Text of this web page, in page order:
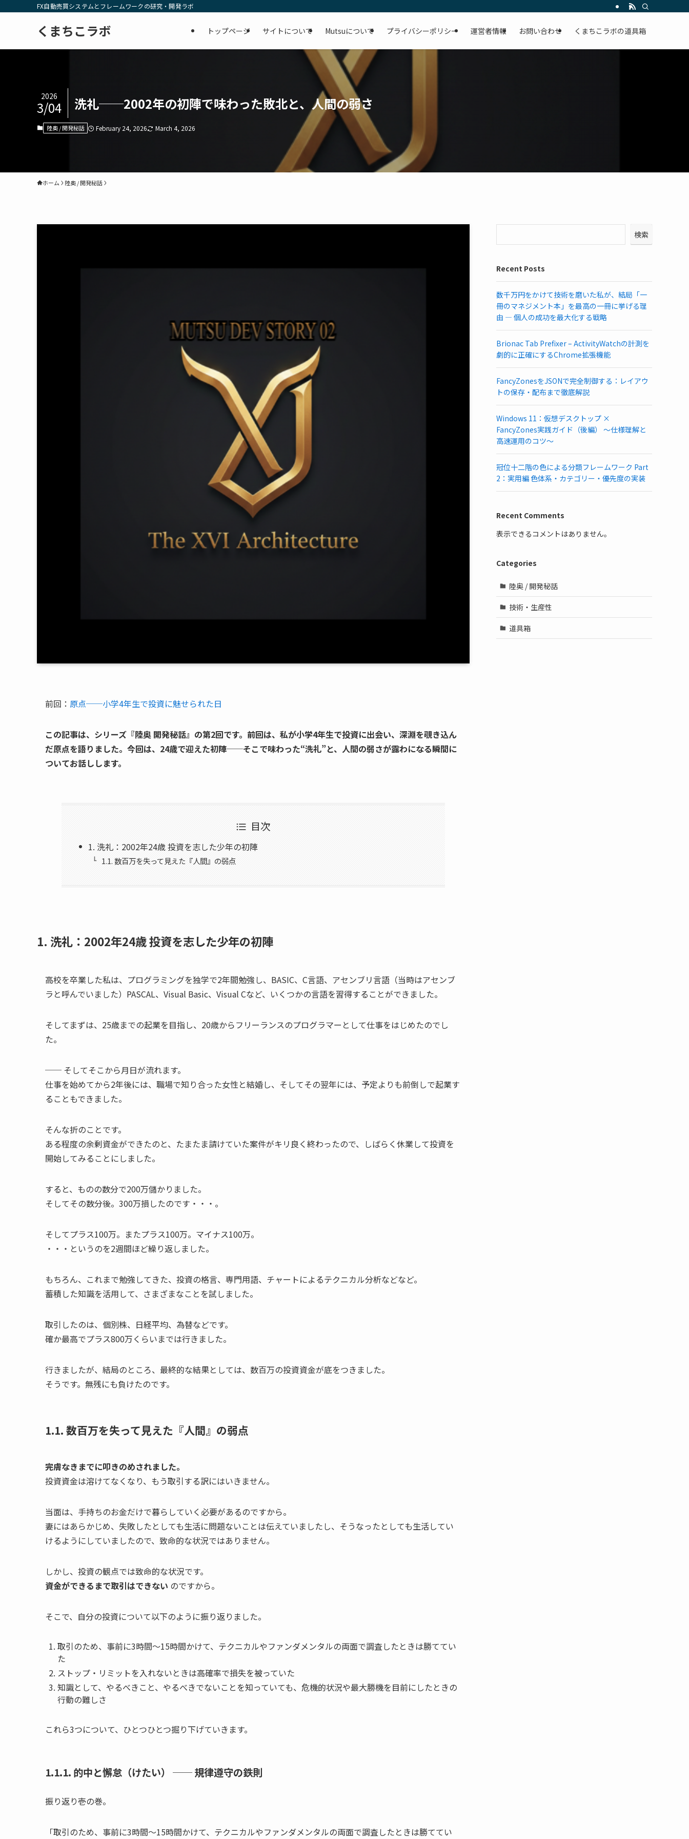
FX自動売買システムとフレームワークの研究・開発ラボ
くまちこラボ トップページ サイトについて Mutsuについて プライバシーポリシー 運営者情報 お問い合わせ くまちこラボの道具箱
洗礼──2002年の初陣で味わった敗北と、人間の弱さ
2026
3/04
陸奥 / 開発秘話 February 24, 2026 March 4, 2026
ホーム 陸奥 / 開発秘話
前回： 原点──小学4年生で投資に魅せられた日
この記事は、シリーズ『陸奥 開発秘話』の第2回です。前回は、私が小学4年生で投資に出会い、深淵を覗き込ん
だ原点を語りました。今回は、24歳で迎えた初陣──そこで味わった“洗礼”と、人間の弱さが露わになる瞬間に
ついてお話しします。
目次
1. 洗礼：2002年24歳 投資を志した少年の初陣
1.1. 数百万を失って見えた『人間』の弱点
1. 洗礼：2002年24歳 投資を志した少年の初陣
高校を卒業した私は、プログラミングを独学で2年間勉強し、BASIC、C言語、アセンブリ言語（当時はアセンブ
ラと呼んでいました）PASCAL、Visual Basic、Visual Cなど、いくつかの言語を習得することができました。
そしてまずは、25歳までの起業を目指し、20歳からフリーランスのプログラマーとして仕事をはじめたのでし
た。
── そしてそこから月日が流れます。
仕事を始めてから2年後には、職場で知り合った女性と結婚し、そしてその翌年には、予定よりも前倒しで起業す
ることもできました。
そんな折のことです。
ある程度の余剰資金ができたのと、たまたま請けていた案件がキリ良く終わったので、しばらく休業して投資を
開始してみることにしました。
すると、ものの数分で200万儲かりました。
そしてその数分後。300万損したのです・・・。
そしてプラス100万。またプラス100万。マイナス100万。
・・・というのを2週間ほど繰り返しました。
もちろん、これまで勉強してきた、投資の格言、専門用語、チャートによるテクニカル分析などなど。
蓄積した知識を活用して、さまざまなことを試しました。
取引したのは、個別株、日経平均、為替などです。
確か最高でプラス800万くらいまでは行きました。
行きましたが、結局のところ、最終的な結果としては、数百万の投資資金が底をつきました。
そうです。無残にも負けたのです。
1.1. 数百万を失って見えた『人間』の弱点
完膚なきまでに叩きのめされました。
投資資金は溶けてなくなり、もう取引する訳にはいきません。
当面は、手持ちのお金だけで暮らしていく必要があるのですから。
妻にはあらかじめ、失敗したとしても生活に問題ないことは伝えていましたし、そうなったとしても生活してい
けるようにしていましたので、致命的な状況ではありません。
しかし、投資の観点では致命的な状況です。
資金ができるまで取引はできない のですから。
そこで、自分の投資について以下のように振り返りました。
取引のため、事前に3時間～15時間かけて、テクニカルやファンダメンタルの両面で調査したときは勝ててい
た
ストップ・リミットを入れないときは高確率で損失を被っていた
知識として、やるべきこと、やるべきでないことを知っていても、危機的状況や最大勝機を目前にしたときの
行動の難しさ
これら3つについて、ひとつひとつ掘り下げていきます。
1.1.1. 的中と懈怠（けたい） ── 規律遵守の鉄則
振り返り壱の巻。
「取引のため、事前に3時間～15時間かけて、テクニカルやファンダメンタルの両面で調査したときは勝ててい
検索
Recent Posts
数千万円をかけて技術を磨いた私が、結局「一
冊のマネジメント本」を最高の一冊に挙げる理
由 ― 個人の成功を最大化する戦略
Brionac Tab Prefixer – ActivityWatchの計測を
劇的に正確にするChrome拡張機能
FancyZonesをJSONで完全制御する：レイアウ
トの保存・配布まで徹底解説
Windows 11：仮想デスクトップ ×
FancyZones実践ガイド（後編） ～仕様理解と
高速運用のコツ～
冠位十二階の色による分類フレームワーク Part
2：実用編 色体系・カテゴリー・優先度の実装
Recent Comments
表示できるコメントはありません。
Categories
陸奥 / 開発秘話
技術・生産性
道具箱